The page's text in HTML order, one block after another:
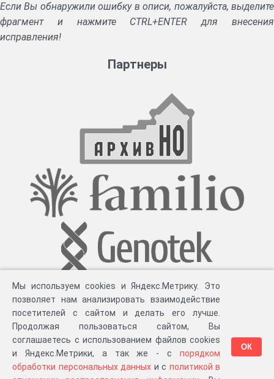
Если Вы обнаружили ошибку в описи, пожалуйста, выделите
фрагмент и нажмите CTRL+ENTER для внесения
исправления!
Партнеры
Разработка компании «Великіе предки», 2023-2026 гг. Блог.Суть проекта
Мы используем cookies и Яндекс.Метрику. Это
позволяет нам анализировать взаимодействие
посетителей с сайтом и делать его лучше.
Продолжая пользоваться сайтом, Вы
соглашаетесь с использованием файлов cookies
и Яндекс.Метрики, а так же - с порядком
обработки персональных данных и с политикой в
ОК